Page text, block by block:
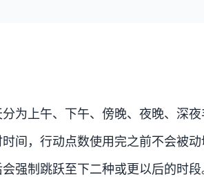
为上午、下午、傍晚、夜晚、深
间，行动点数使用完之前不会被动
强制跳跃至下二种或更以后的时段